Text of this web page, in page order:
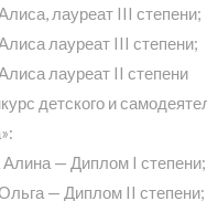
лауреат III степени;
лауреат III степени;
лауреат II степени
детского и
— Диплом I степени;
— Диплом II степени;